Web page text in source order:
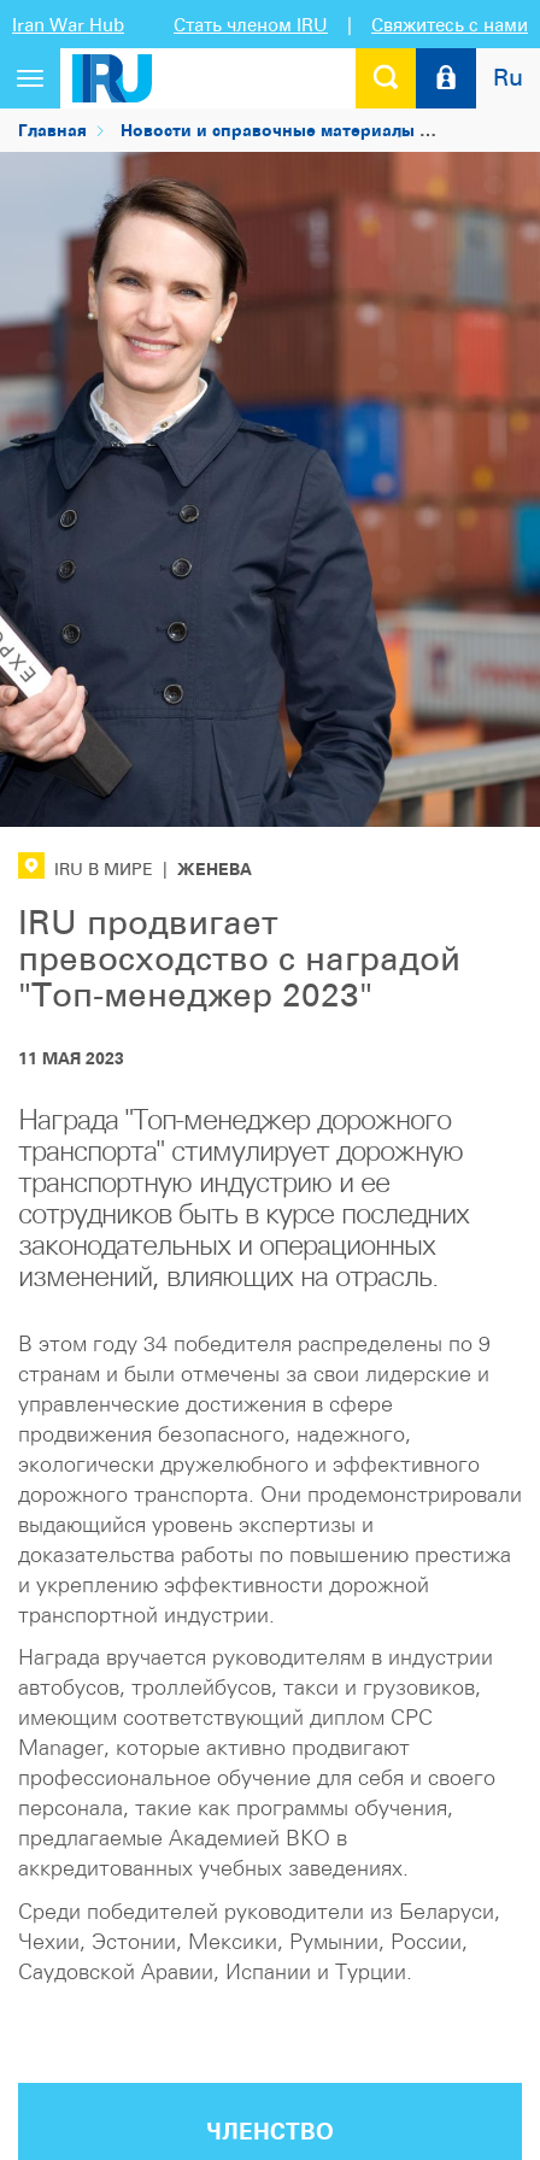
Iran War Hub Стать членом IRU | Свяжитесь с нами
Переключить
навигацию
Ru
Главная Новости и справочные материалы
IRU В МИРЕ ЖЕНЕВА
IRU продвигает
превосходство с наградой
"Топ-менеджер 2023"
11 МАЯ 2023
Награда "Топ-менеджер дорожного
транспорта" стимулирует дорожную
транспортную индустрию и ее
сотрудников быть в курсе последних
законодательных и операционных
изменений, влияющих на отрасль.
В этом году 34 победителя распределены по 9
странам и были отмечены за свои лидерские и
управленческие достижения в сфере
продвижения безопасного, надежного,
экологически дружелюбного и эффективного
дорожного транспорта. Они продемонстрировали
выдающийся уровень экспертизы и
доказательства работы по повышению престижа
и укреплению эффективности дорожной
транспортной индустрии.
Награда вручается руководителям в индустрии
автобусов, троллейбусов, такси и грузовиков,
имеющим соответствующий диплом CPC
Manager, которые активно продвигают
профессиональное обучение для себя и своего
персонала, такие как программы обучения,
предлагаемые Академией ВКО в
аккредитованных учебных заведениях.
Среди победителей руководители из Беларуси,
Чехии, Эстонии, Мексики, Румынии, России,
Саудовской Аравии, Испании и Турции.
ЧЛЕНСТВО